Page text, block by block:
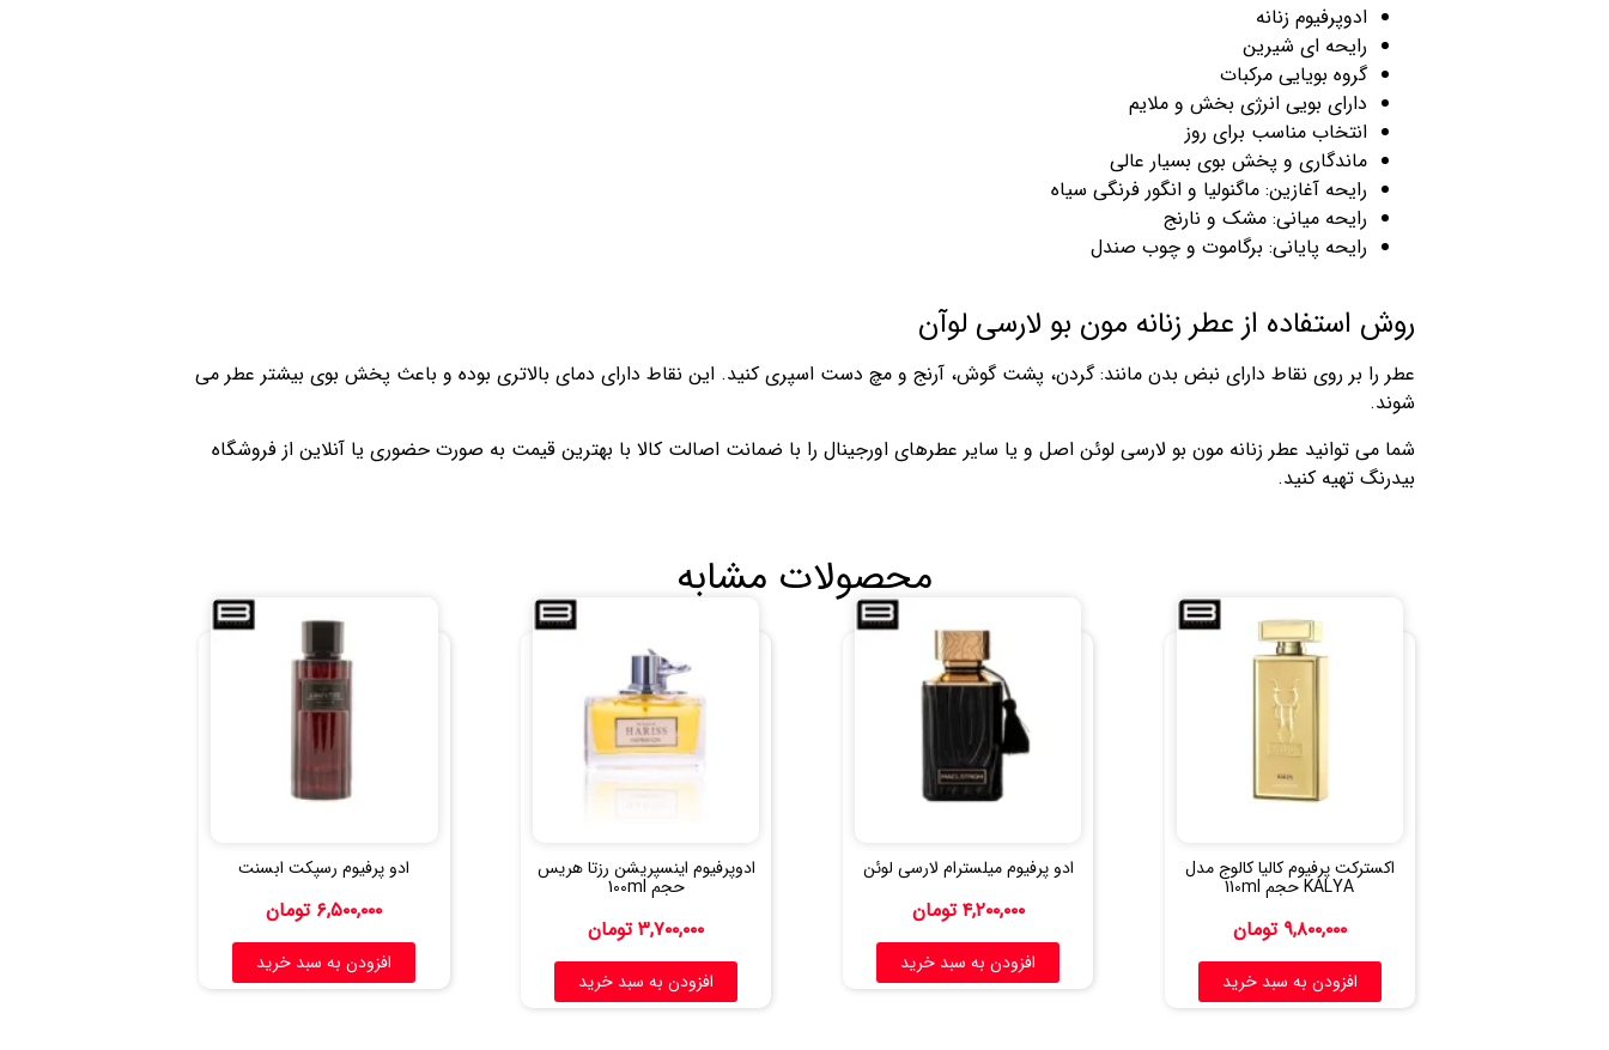
ادوپرفیوم زنانه
رایحه ای شیرین
گروه بویایی مرکبات
دارای بویی انرژی بخش و ملایم
انتخاب مناسب برای روز
ماندگاری و پخش بوی بسیار عالی
رایحه آغازین: ماگنولیا و انگور فرنگی سیاه
رایحه میانی: مشک و نارنج
رایحه پایانی: برگاموت و چوب صندل
روش استفاده از عطر زنانه مون بو لارسی لوآن
عطر را بر روی نقاط دارای نبض بدن مانند: گردن، پشت گوش، آرنج و مچ دست اسپری کنید. این نقاط دارای دمای بالاتری بوده و باعث پخش بوی بیشتر عطر می
شوند.
شما می توانید عطر زنانه مون بو لارسی لوئن اصل و یا سایر عطرهای اورجینال را با ضمانت اصالت کالا با بهترین قیمت به صورت حضوری یا آنلاین از فروشگاه
بیدرنگ تهیه کنید.
محصولات مشابه
اکسترکت پرفیوم کالیا کالوج مدل
KALYA حجم 110ml
۹,۸۰۰,۰۰۰ تومان
افزودن به سبد خرید
ادو پرفیوم میلسترام لارسی لوئن
۴,۲۰۰,۰۰۰ تومان
افزودن به سبد خرید
ادوپرفیوم اینسپریشن رزتا هریس
حجم 100ml
۳,۷۰۰,۰۰۰ تومان
افزودن به سبد خرید
ادو پرفیوم رسپکت ابسنت
۶,۵۰۰,۰۰۰ تومان
افزودن به سبد خرید